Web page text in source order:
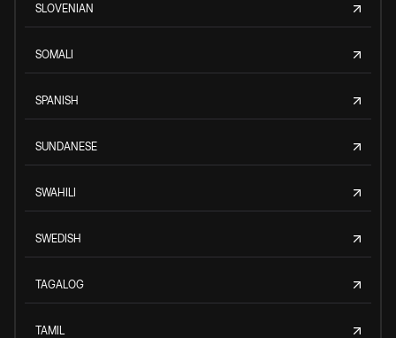
SLOVENIAN
SOMALI
SPANISH
SUNDANESE
SWAHILI
SWEDISH
TAGALOG
TAMIL